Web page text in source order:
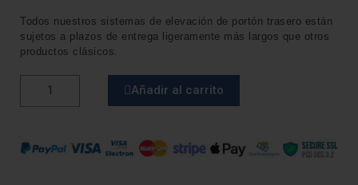
Todos nuestros sistemas de elevación de portón trasero están
sujetos a plazos de entrega ligeramente más largos que otros
productos clásicos.
Añadir al carrito